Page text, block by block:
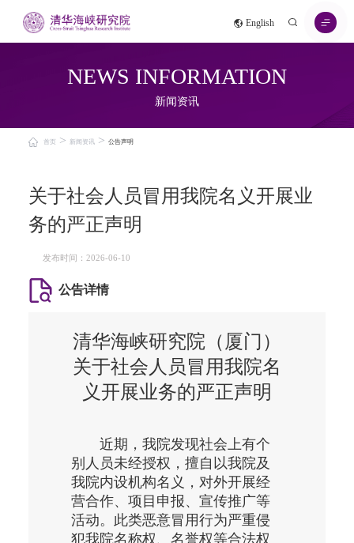
English
NEWS INFORMATION
新闻资讯
首页 > 新闻资讯> 公告声明
关于社会人员冒用我院名义开展业
务的严正声明
发布时间：2026-06-10
公告详情
清华海峡研究院（厦门）
关于社会人员冒用我院名
义开展业务的严正声明
近期，我院发现社会上有个
别人员未经授权，擅自以我院及
我院内设机构名义，对外开展经
营合作、项目申报、宣传推广等
活动。此类恶意冒用行为严重侵
犯我院名称权、名誉权等合法权